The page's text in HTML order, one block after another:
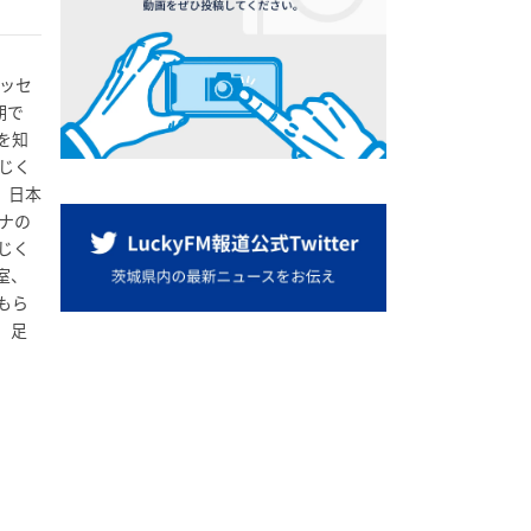
セ
で
知
く
日本
の
く
ら
足